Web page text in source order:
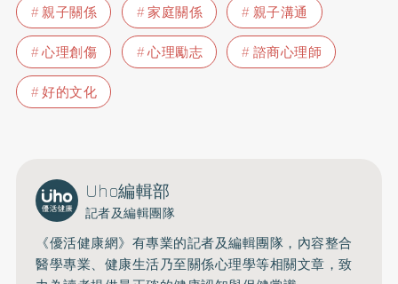
親子關係 家庭關係
親子溝通
心理創傷
心理勵志
諮商心理師
好的文化
Uho編輯部
記者及編輯團隊
《優活健康網》有專業的記者及編輯團隊，內容整合
醫學專業、健康生活乃至關係心理學等相關文章，致